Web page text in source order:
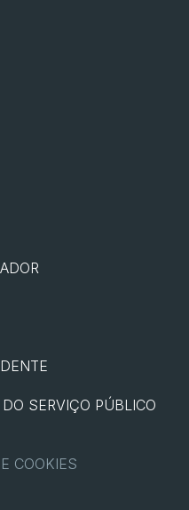
SERVIÇO PÚBLICO
COOKIES